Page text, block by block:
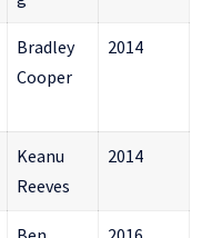
Bradley
Cooper
2014
Keanu
Reeves
2014